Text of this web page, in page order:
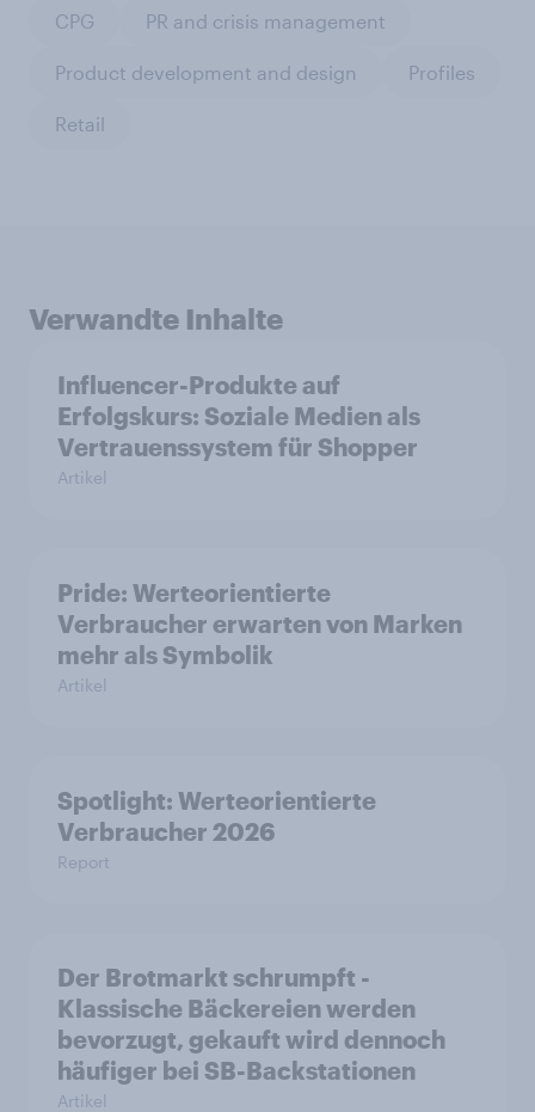
CPG PR and crisis management
Product development and design Profiles
Retail
Verwandte Inhalte
Influencer-Produkte auf
Erfolgskurs: Soziale Medien als
Vertrauenssystem für Shopper
Artikel
Pride: Werteorientierte
Verbraucher erwarten von Marken
mehr als Symbolik
Artikel
Spotlight: Werteorientierte
Verbraucher 2026
Report
Der Brotmarkt schrumpft -
Klassische Bäckereien werden
bevorzugt, gekauft wird dennoch
häufiger bei SB-Backstationen
Artikel